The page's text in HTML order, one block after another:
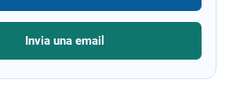
Invia una email